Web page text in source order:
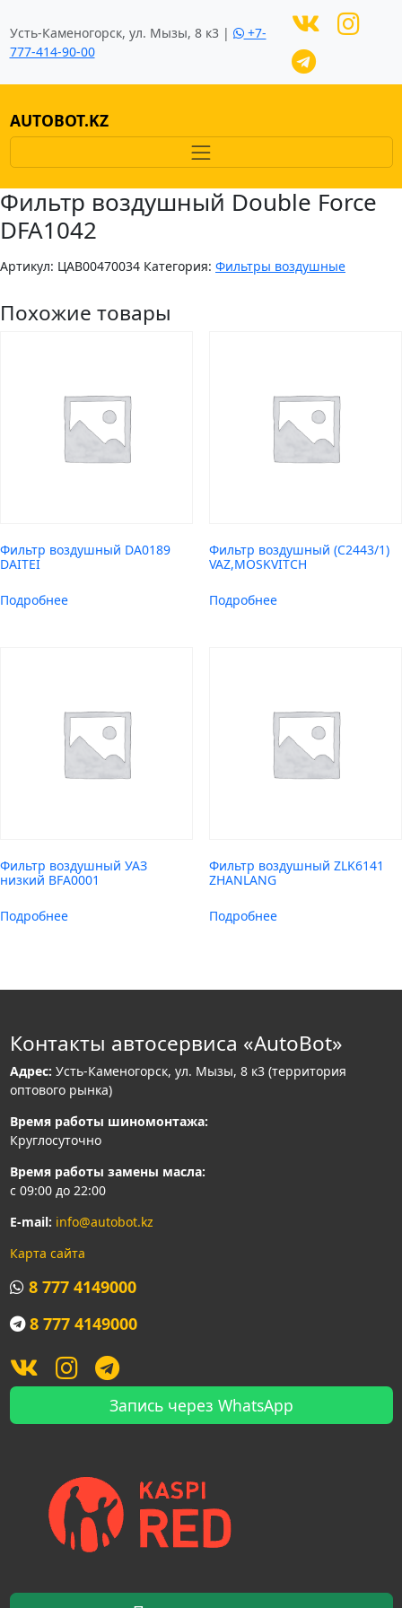
Усть-Каменогорск, ул. Мызы, 8 к3 |
+7-
777-414-90-00
AUTOBOT.KZ
Фильтр воздушный Double Force
DFA1042
Артикул: ЦAB00470034 Категория: Фильтры воздушные
Похожие товары
Фильтр воздушный DA0189
DAITEI
Подробнее
Фильтр воздушный (C2443/1)
VAZ,MOSKVITCH
Подробнее
Фильтр воздушный УАЗ
низкий BFA0001
Подробнее
Фильтр воздушный ZLK6141
ZHANLANG
Подробнее
Контакты автосервиса «AutoBot»
Адрес: Усть-Каменогорск, ул. Мызы, 8 к3 (территория
оптового рынка)
Время работы шиномонтажа:
Круглосуточно
Время работы замены масла:
с 09:00 до 22:00
E-mail: info@autobot.kz
Карта сайта
8 777 4149000
8 777 4149000
Запись через WhatsApp